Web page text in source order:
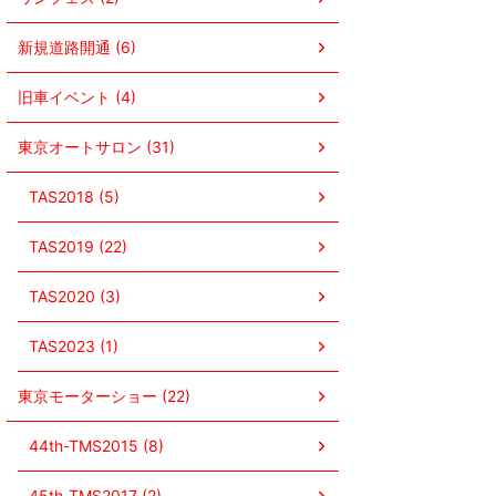
新規道路開通 (6)
旧車イベント (4)
東京オートサロン (31)
TAS2018 (5)
TAS2019 (22)
TAS2020 (3)
TAS2023 (1)
東京モーターショー (22)
44th-TMS2015 (8)